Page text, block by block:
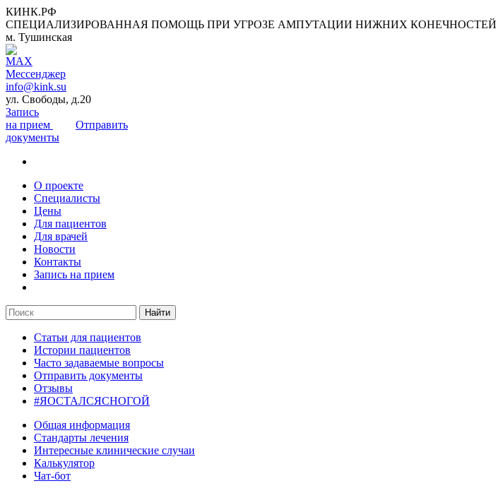
КИНК.РФ
СПЕЦИАЛИЗИРОВАННАЯ ПОМОЩЬ ПРИ УГРОЗЕ АМПУТАЦИИ НИЖНИХ КОНЕЧНОСТЕЙ
м. Тушинская
info@kink.su
ул. Свободы, д.20
Запись
на прием
Отправить
документы
О проекте
Специалисты
Цены
Для пациентов
Для врачей
Новости
Контакты
Запись на прием
Найти
Статьи для пациентов
Истории пациентов
Часто задаваемые вопросы
Отправить документы
Отзывы
#ЯОСТАЛСЯСНОГОЙ
Общая информация
Стандарты лечения
Интересные клинические случаи
Калькулятор
Чат-бот